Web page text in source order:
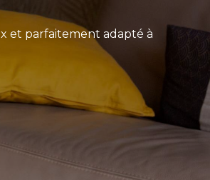
et parfaitement adapté à